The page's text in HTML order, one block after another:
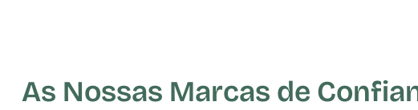
As Nossas Marcas de